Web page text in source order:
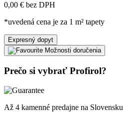
0,00 € bez DPH
*uvedená cena je za 1 m² tapety
Expresný dopyt
Možnosti doručenia
Prečo si vybrať Profirol?
Až 4 kamenné predajne na Slovensku